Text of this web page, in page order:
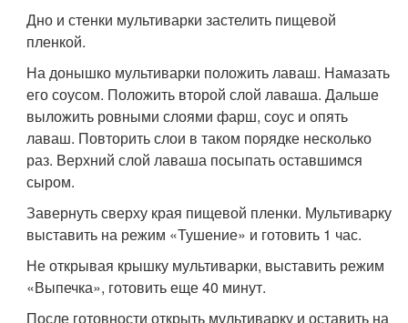
Дно и стенки мультиварки застелить пищевой
пленкой.
На донышко мультиварки положить лаваш. Намазать
его соусом. Положить второй слой лаваша. Дальше
выложить ровными слоями фарш, соус и опять
лаваш. Повторить слои в таком порядке несколько
раз. Верхний слой лаваша посыпать оставшимся
сыром.
Завернуть сверху края пищевой пленки. Мультиварку
выставить на режим «Тушение» и готовить 1 час.
Не открывая крышку мультиварки, выставить режим
«Выпечка», готовить еще 40 минут.
После готовности открыть мультиварку и оставить на